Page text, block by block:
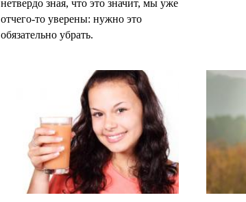
нетвердо зная, что это значит, мы уже
отчего-то уверены: нужно это
обязательно убрать.